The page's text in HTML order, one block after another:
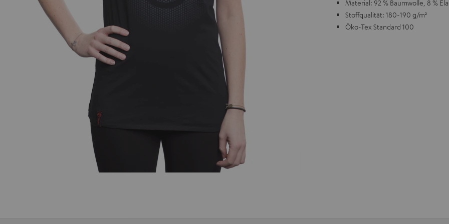
Material: 92 % Baumwolle, 8 %
Stoffqualität: 180-190 g/m²
Öko-Tex Standard 100